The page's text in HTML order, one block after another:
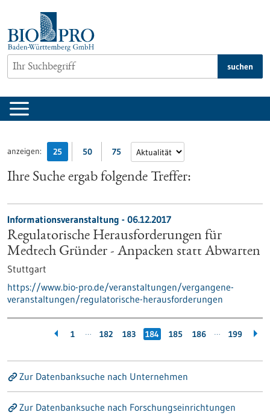
springen
suchen
anzeigen: 25 50 75
Ihre Suche ergab folgende Treffer:
Informationsveranstaltung - 06.12.2017
Regulatorische Herausforderungen für
Medtech Gründer - Anpacken statt Abwarten
Stuttgart
https://www.bio-pro.de/veranstaltungen/vergangene-
veranstaltungen/regulatorische-herausforderungen
1 … 182 183 184 185 186 … 199
Zur Datenbanksuche nach Unternehmen
Zur Datenbanksuche nach Forschungseinrichtungen